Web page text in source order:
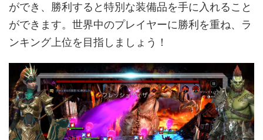
ができ、勝利すると特別な装備品を手に入れること
ができます。世界中のプレイヤーに勝利を重ね、ラ
ンキング上位を目指しましょう！